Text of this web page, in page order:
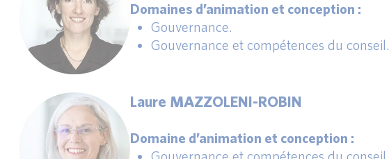
Domaines d’animation et conception :
Gouvernance.
Gouvernance et compétences du conseil.
Laure MAZZOLENI-ROBIN
Domaine d’animation et conception :